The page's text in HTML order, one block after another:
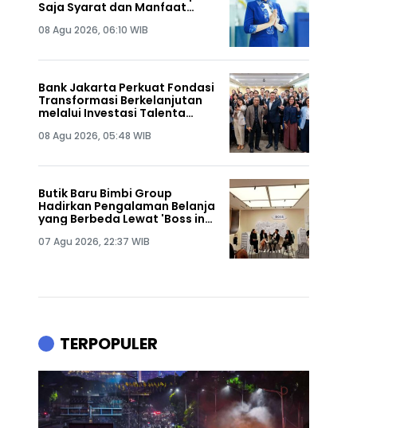
Saja Syarat dan Manfaat
08 Agu 2026, 06:10 WIB
Bank Jakarta Perkuat Fondasi
Transformasi Berkelanjutan
melalui Investasi Talenta
08 Agu 2026, 05:48 WIB
Butik Baru Bimbi Group
Hadirkan Pengalaman Belanja
yang Berbeda Lewat 'Boss in
07 Agu 2026, 22:37 WIB
TERPOPULER